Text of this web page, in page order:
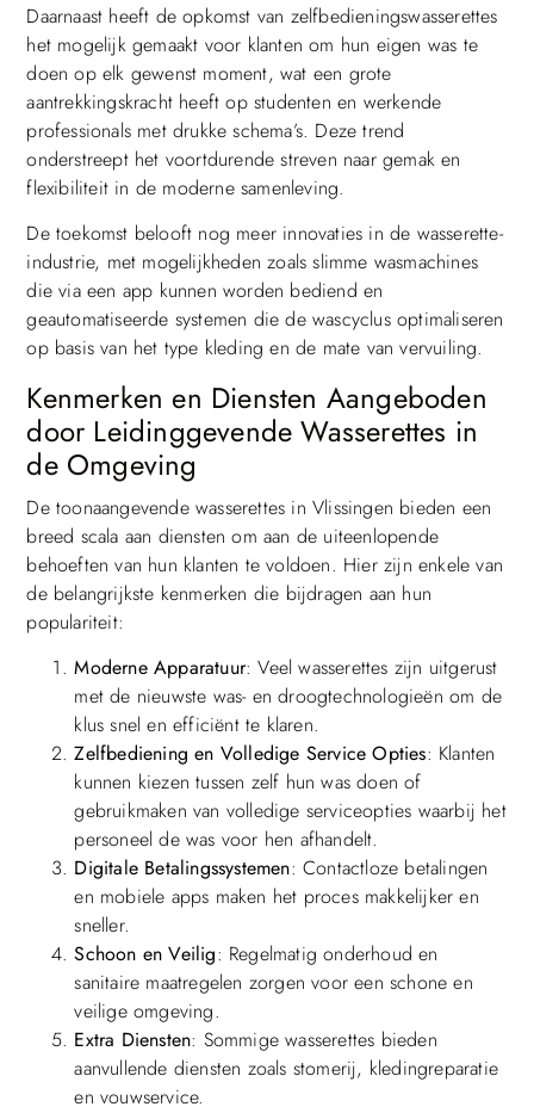
Daarnaast heeft de opkomst van zelfbedieningswasserettes
het mogelijk gemaakt voor klanten om hun eigen was te
doen op elk gewenst moment, wat een grote
aantrekkingskracht heeft op studenten en werkende
professionals met drukke schema’s. Deze trend
onderstreept het voortdurende streven naar gemak en
flexibiliteit in de moderne samenleving.
De toekomst belooft nog meer innovaties in de wasserette-
industrie, met mogelijkheden zoals slimme wasmachines
die via een app kunnen worden bediend en
geautomatiseerde systemen die de wascyclus optimaliseren
op basis van het type kleding en de mate van vervuiling.
Kenmerken en Diensten Aangeboden
door Leidinggevende Wasserettes in
de Omgeving
De toonaangevende wasserettes in Vlissingen bieden een
breed scala aan diensten om aan de uiteenlopende
behoeften van hun klanten te voldoen. Hier zijn enkele van
de belangrijkste kenmerken die bijdragen aan hun
populariteit:
Moderne Apparatuur: Veel wasserettes zijn uitgerust
met de nieuwste was- en droogtechnologieën om de
klus snel en efficiënt te klaren.
Zelfbediening en Volledige Service Opties: Klanten
kunnen kiezen tussen zelf hun was doen of
gebruikmaken van volledige serviceopties waarbij het
personeel de was voor hen afhandelt.
Digitale Betalingssystemen: Contactloze betalingen
en mobiele apps maken het proces makkelijker en
sneller.
Schoon en Veilig: Regelmatig onderhoud en
sanitaire maatregelen zorgen voor een schone en
veilige omgeving.
Extra Diensten: Sommige wasserettes bieden
aanvullende diensten zoals stomerij, kledingreparatie
en vouwservice.